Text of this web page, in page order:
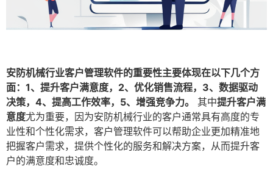
安防机械行业客户管理软件的重要性主要体现在以下几个方
面：1、提升客户满意度，2、优化销售流程，3、数据驱动
决策，4、提高工作效率，5、增强竞争力。
其中提升客户满
意度尤为重要，因为安防机械行业的客户通常具有高度的专
业性和个性化需求，客户管理软件可以帮助企业更加精准地
把握客户需求，提供个性化的服务和解决方案，从而提升客
户的满意度和忠诚度。